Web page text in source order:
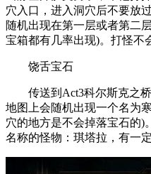
穴入口，进入洞穴后不要放
随机出现在第一层或者第二
宝箱都有几率出现)。打怪不
饶舌宝石
传送到Act3科尔斯克之桥
地图上会随机出现一个名为
穴的地方是不会掉落宝石的)
名称的怪物：琪塔拉，有一